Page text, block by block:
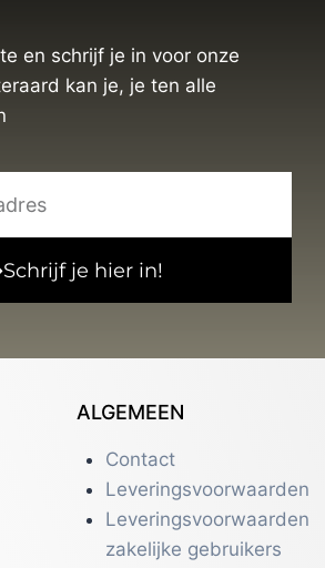
en schrijf je in voor onze
kan je, je ten alle
Schrijf je hier in!
ALGEMEEN
Contact
Leveringsvoorwaarden
Leveringsvoorwaarden
zakelijke gebruikers